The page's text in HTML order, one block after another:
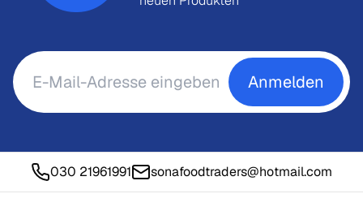
Anmelden
030 21961991 sonafoodtraders@hotmail.com